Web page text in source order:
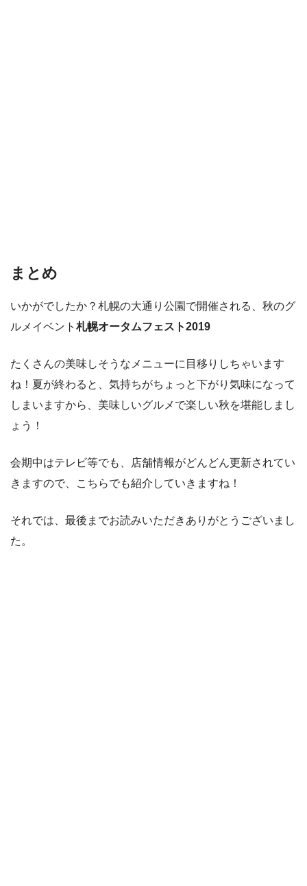
まとめ
いかがでしたか？札幌の大通り公園で開催される、秋のグ
ルメイベント 札幌オータムフェスト2019
たくさんの美味しそうなメニューに目移りしちゃいます
ね！夏が終わると、気持ちがちょっと下がり気味になって
しまいますから、美味しいグルメで楽しい秋を堪能しまし
ょう！
会期中はテレビ等でも、店舗情報がどんどん更新されてい
きますので、こちらでも紹介していきますね！
それでは、最後までお読みいただきありがとうございまし
た。